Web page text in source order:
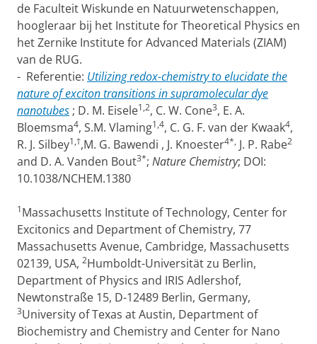
de Faculteit Wiskunde en Natuurwetenschappen,
hoogleraar bij het Institute for Theoretical Physics en
het Zernike Institute for Advanced Materials (ZIAM)
van de RUG.
- Referentie: Utilizing redox-chemistry to elucidate the
nature of exciton transitions in supramolecular dye
nanotubes ; D. M. Eisele1,2, C. W. Cone3, E. A.
Bloemsma4, S.M. Vlaming1,4, C. G. F. van der Kwaak4,
R. J. Silbey1,†,M. G. Bawendi , J. Knoester4*, J. P. Rabe2
and D. A. Vanden Bout3*; Nature Chemistry; DOI:
10.1038/NCHEM.1380
1Massachusetts Institute of Technology, Center for
Excitonics and Department of Chemistry, 77
Massachusetts Avenue, Cambridge, Massachusetts
02139, USA, 2Humboldt-Universität zu Berlin,
Department of Physics and IRIS Adlershof,
Newtonstraße 15, D-12489 Berlin, Germany,
3University of Texas at Austin, Department of
Biochemistry and Chemistry and Center for Nano